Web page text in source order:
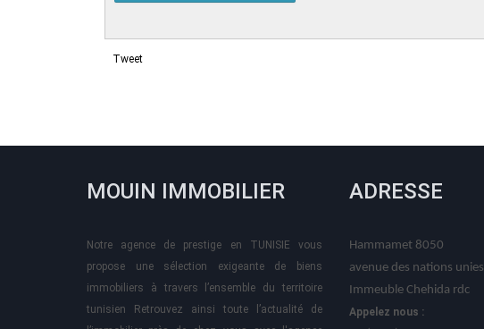
Tweet
MOUIN IMMOBILIER
Notre agence de prestige en TUNISIE vous
propose une sélection exigeante de biens
immobiliers à travers l’ensemble du territoire
tunisien Retrouvez ainsi toute l’actualité de
ADRESSE
Hammamet 8050
avenue des nations unies
Immeuble Chehida rdc
Appelez nous :